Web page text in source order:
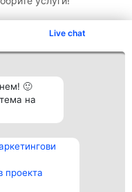
Live chat
🙂
на
проекта
Контакти